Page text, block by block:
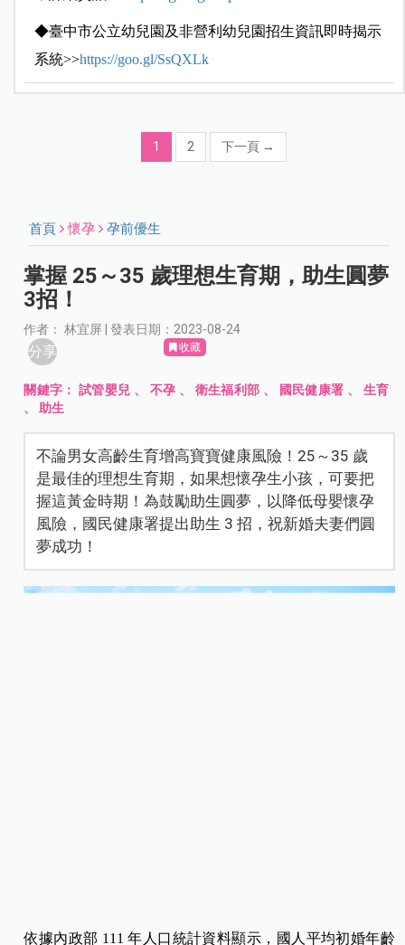
◆臺中市公立幼兒園及非營利幼兒園招生資訊即時揭示
系統>>https://goo.gl/SsQXLk
1 2 下一頁 →
首頁 懷孕 孕前優生
掌握 25～35 歲理想生育期，助生圓夢
3招！
作者： 林宜屏 | 發表日期：2023-08-24
分享 收藏
關鍵字：試管嬰兒 、 不孕 、 衛生福利部 、 國民健康署 、 生育
、
助生
不論男女高齡生育增高寶寶健康風險！25～35 歲
是最佳的理想生育期，如果想懷孕生小孩，可要把
握這黃金時期！為鼓勵助生圓夢，以降低母嬰懷孕
風險，國民健康署提出助生 3 招，祝新婚夫妻們圓
夢成功！
依據內政部 111 年人口統計資料顯示，國人平均初婚年齡